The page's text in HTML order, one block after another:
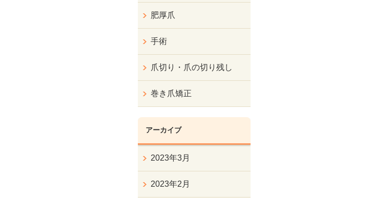
肥厚爪
手術
爪切り・爪の切り残し
巻き爪矯正
アーカイブ
2023年3月
2023年2月